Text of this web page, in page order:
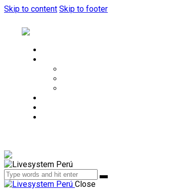
Skip to content Skip to footer
Close